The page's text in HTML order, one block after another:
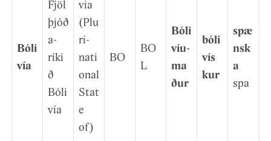
Bóli
vía
Fjöl
þjóð
a­
ríki
ð
Bóli
vía
via
(Plu
ri­
nati
onal
Stat
e
of)
BO
BO
L
Bóli
víu­
ma
ður
bóli
vís
k­ur
spæ
nsk
a
spa